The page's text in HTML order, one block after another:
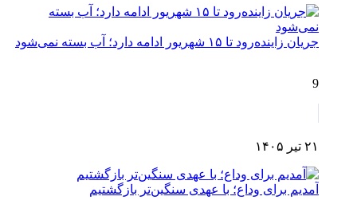
جریان زاینده‌رود تا ۱۵ شهریور ادامه دارد؛ آب بسته نمی‌شود
9
۲۱ تیر ۱۴۰۵
آمدیم برای وداع؛ با عهدی سنگین‌تر بازگشتیم